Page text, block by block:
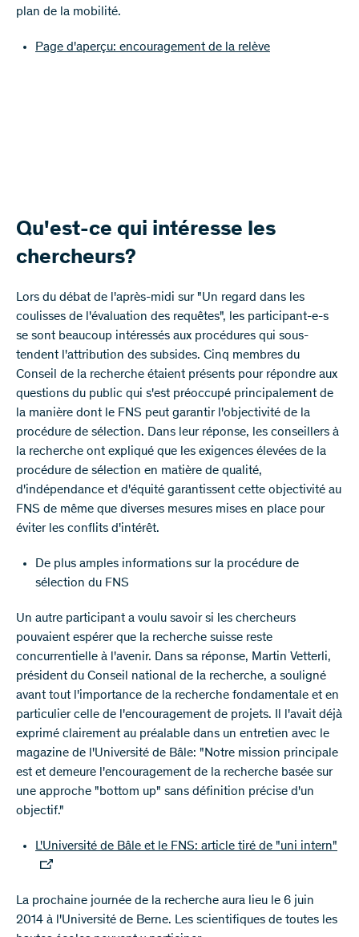
plan de la mobilité.
Page d'aperçu: encouragement de la relève
Qu'est-ce qui intéresse les
chercheurs?
Lors du débat de l'après-midi sur "Un regard dans les
coulisses de l'évaluation des requêtes", les participant-e-s
se sont beaucoup intéressés aux procédures qui sous-
tendent l'attribution des subsides. Cinq membres du
Conseil de la recherche étaient présents pour répondre aux
questions du public qui s'est préoccupé principalement de
la manière dont le FNS peut garantir l'objectivité de la
procédure de sélection. Dans leur réponse, les conseillers à
la recherche ont expliqué que les exigences élevées de la
procédure de sélection en matière de qualité,
d'indépendance et d'équité garantissent cette objectivité au
FNS de même que diverses mesures mises en place pour
éviter les conflits d'intérêt.
De plus amples informations sur la procédure de
sélection du FNS
Un autre participant a voulu savoir si les chercheurs
pouvaient espérer que la recherche suisse reste
concurrentielle à l'avenir. Dans sa réponse, Martin Vetterli,
président du Conseil national de la recherche, a souligné
avant tout l'importance de la recherche fondamentale et en
particulier celle de l'encouragement de projets. Il l'avait déjà
exprimé clairement au préalable dans un entretien avec le
magazine de l'Université de Bâle: "Notre mission principale
est et demeure l'encouragement de la recherche basée sur
une approche "bottom up" sans définition précise d'un
objectif."
L'Université de Bâle et le FNS: article tiré de "uni intern"
La prochaine journée de la recherche aura lieu le 6 juin
2014 à l'Université de Berne. Les scientifiques de toutes les